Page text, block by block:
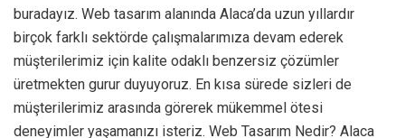
buradayız. Web tasarım alanında Alaca’da uzun yıllardır
birçok farklı sektörde çalışmalarımıza devam ederek
müşterilerimiz için kalite odaklı benzersiz çözümler
üretmekten gurur duyuyoruz. En kısa sürede sizleri de
müşterilerimiz arasında görerek mükemmel ötesi
deneyimler yaşamanızı isteriz. Web Tasarım Nedir? Alaca